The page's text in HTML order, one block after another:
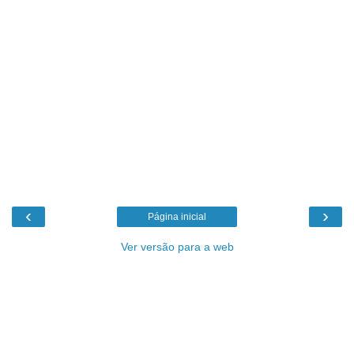
‹ ›
Página inicial
Ver versão para a web